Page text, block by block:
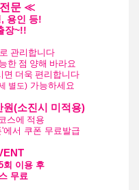
문 ≪
용인 등!
장~!!
관리합니다
한 점 양해 바라요
면 더욱 편리합니다
별도) 가능하세요
원(소진시 미적용)
스에 적용
에서 쿠폰 무료발급
회 이용 후
무료